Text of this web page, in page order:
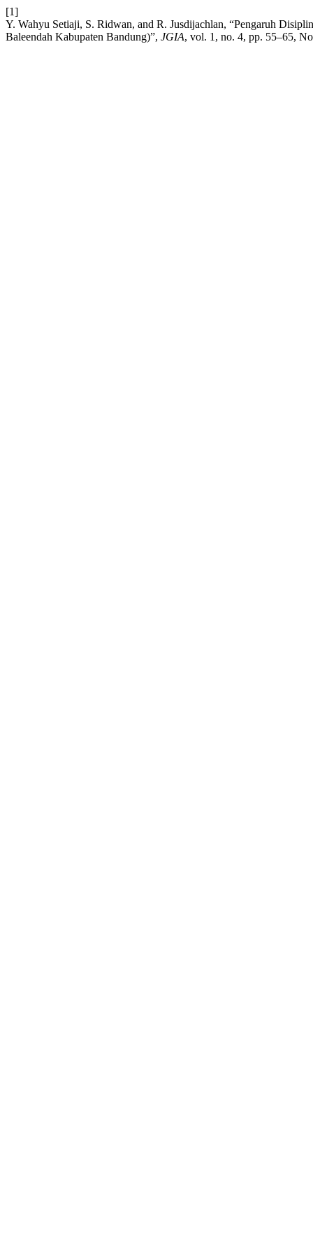
[1]
Y. Wahyu Setiaji, S. Ridwan, and R. Jusdijachlan, “Pengaruh
Baleendah Kabupaten Bandung)”, JGIA, vol. 1, no. 4, pp. 55–65,